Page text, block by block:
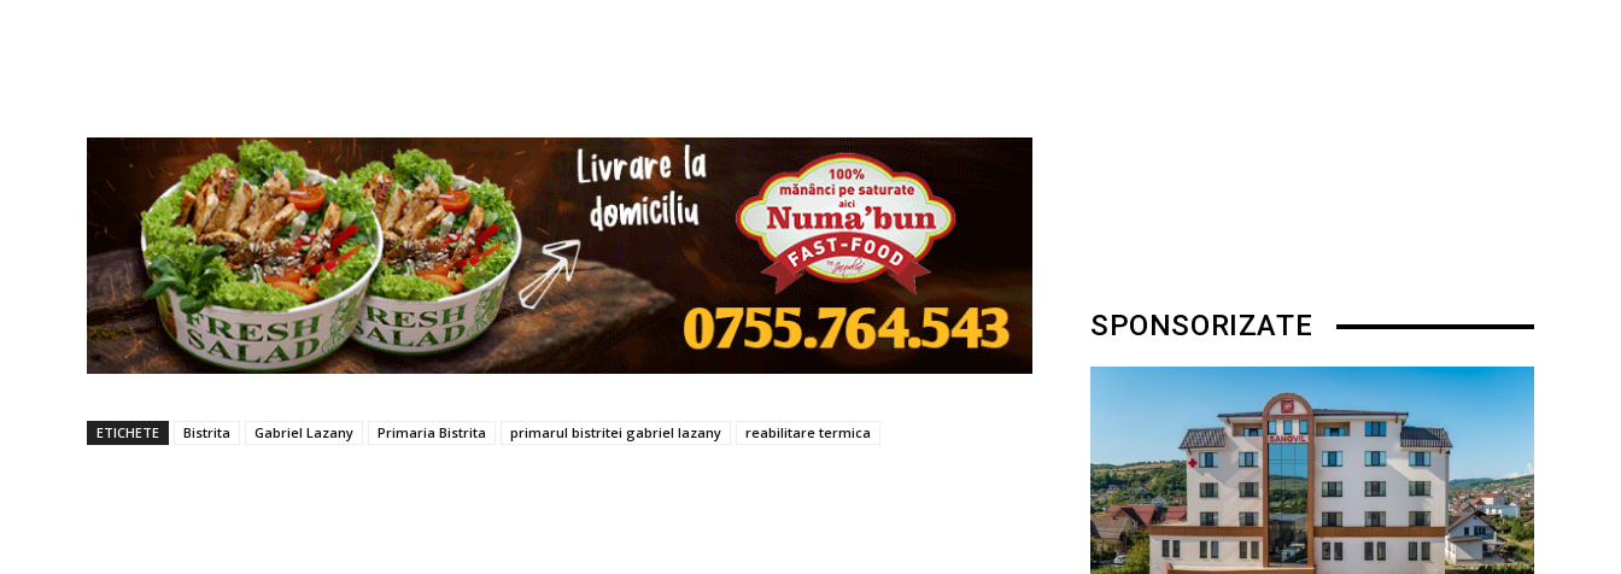
ETICHETE Bistrita Gabriel Lazany Primaria Bistrita primarul bistritei gabriel lazany reabilitare termica
SPONSORIZATE